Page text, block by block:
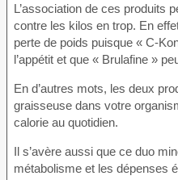
L’association de ces produits
contre les kilos en trop. En
perte de poids puisque « C-
l’appétit et que « Brulafine »
En d’autres mots, les deux
graisseuse dans votre
calorie au quotidien.
Il s’avère aussi que ce duo
métabolisme et les dépenses